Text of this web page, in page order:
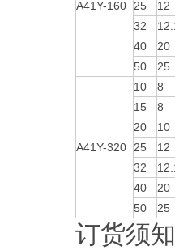
A41Y-160
25
12
32
40
20
50
25
A41Y-320
10
8
15
8
20
10
25
12
32
40
20
50
25
订货须